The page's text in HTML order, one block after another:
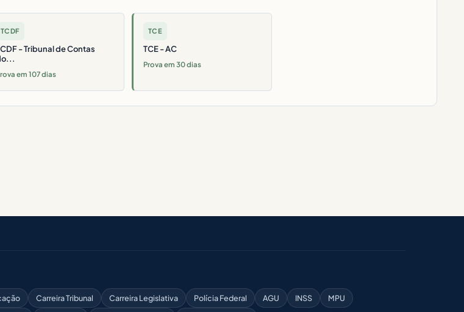
TCDF
- Tribunal de Contas
em 107 dias
TCE
TCE - AC
Prova em 30 dias
Carreira Tribunal Carreira Legislativa Polícia Federal AGU INSS MPU